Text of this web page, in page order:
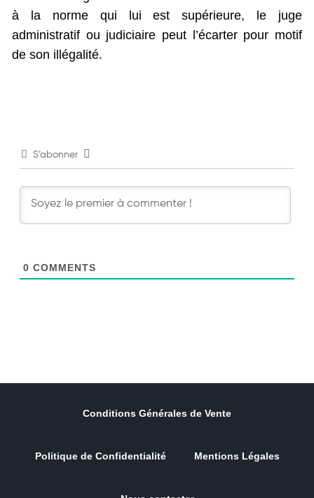
à la norme qui lui est supérieure, le juge
administratif ou judiciaire peut l’écarter pour motif
de son illégalité.
S’abonner
0 COMMENTS
Conditions Générales de Vente
Politique de Confidentialité Mentions Légales